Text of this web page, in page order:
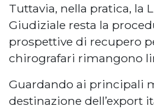
Tuttavia, nella pratica, la
Giudiziale resta la
prospettive di recupero
chirografari rimangono
Guardando ai principali
destinazione dell’export